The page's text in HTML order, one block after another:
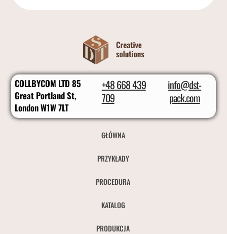
COLLBYCOM LTD 85
Great Portland St,
London W1W 7LT
+48 668 439
709
info@dst-
pack.com
GŁÓWNA
PRZYKŁADY
PROCEDURA
KATALOG
PRODUKCJA